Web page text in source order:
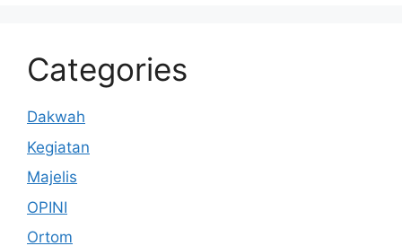
Categories
Dakwah
Kegiatan
Majelis
OPINI
Ortom